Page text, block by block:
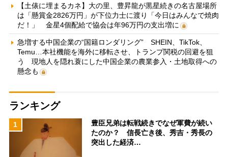
【土俵に埋まるカネ】大の里、豊昇龍が黒星続きの名古屋場所
は「懸賞金2826万円」が下位力士に渡り「今日はみんなで焼肉
だ！」 金星4個配給で協会は年96万円の支出増に
急増する中国企業の“国籍ロンダリング” SHEIN、TikTok、
Temu…本社機能を海外に移転させ、トランプ関税の回避を狙
う 現地人を隠れ蓑にした中国企業の農業参入・土地取得への
懸念も
ランキング
1
豊臣兄弟は転戦続きでなぜ軍費が続い
たのか？ 信長亡き後、秀吉・秀長の
突出した経済…